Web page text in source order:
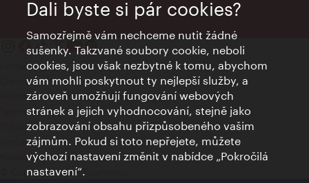
Kontakty
Credits
Prohlášení o ochraně osobních údajů
Terms of Use
Přístupnost
Kontakt pro tisk
Nastavení cookies
© Copyright Wien Tourismus
Dali byste si pár cookies?
Samozřejmě vám nechceme nutit žádné
sušenky. Takzvané soubory cookie, neboli
cookies, jsou však nezbytné k tomu, abychom
vám mohli poskytnout ty nejlepší služby, a
zároveň umožňují fungování webových
stránek a jejich vyhodnocování, stejně jako
zobrazování obsahu přizpůsobeného vašim
zájmům. Pokud si toto nepřejete, můžete
výchozí nastavení změnit v nabídce „Pokročilá
nastavení“.